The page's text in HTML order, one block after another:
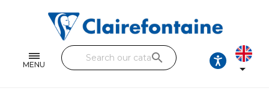
MENU
Single and double sheets
Fine arts
search
